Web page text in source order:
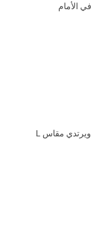
الأمام